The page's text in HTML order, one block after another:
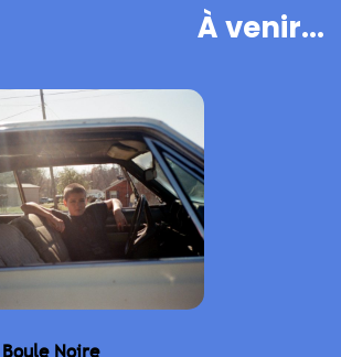
À venir...
Noire